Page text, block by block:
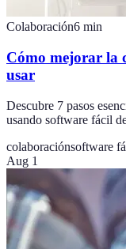
Colaboración6 min
Cómo mejorar la
usar
Descubre 7 pasos
usando software fácil
colaboraciónsoftware
Aug 1